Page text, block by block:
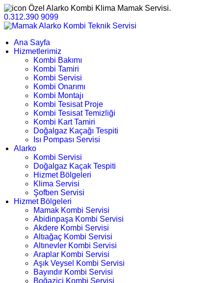
Özel Alarko Kombi Klima Mamak Servisi.
0.312.390 9099
Ana Sayfa
Hizmetlerimiz
Kombi Bakımı
Kombi Tamiri
Kombi Servisi
Kombi Onarımı
Kombi Montajı
Kombi Tesisat Proje
Kombi Tesisat Temizliği
Kombi Kart Tamiri
Doğalgaz Kaçağı Tespiti
Isı Pompası Servisi
Alarko
Kombi Servisi
Doğalgaz Kaçak Tespiti
Hizmet Bölgeleri
Klima Servisi
Şofben Servisi
Hizmet Bölgeleri
Mamak Kombi Servisi
Abidinpaşa Kombi Servisi
Akdere Kombi Servisi
Altıağaç Kombi Servisi
Altınevler Kombi Servisi
Araplar Kombi Servisi
Aşık Veysel Kombi Servisi
Bayındır Kombi Servisi
Boğaziçi Kombi Servisi